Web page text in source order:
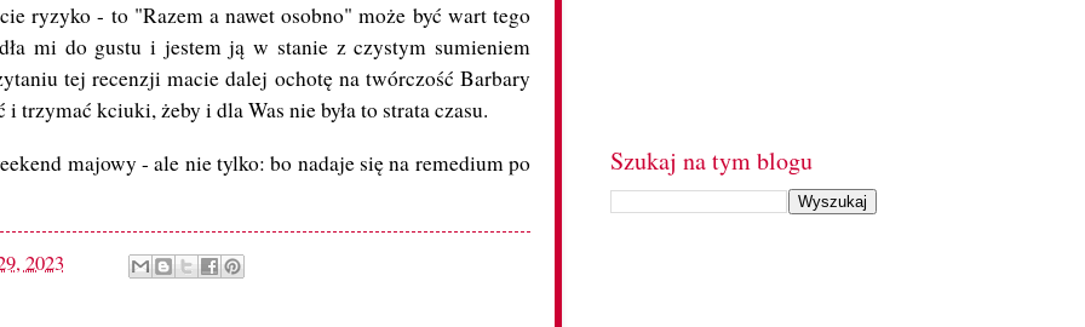
ryzyko - to "Razem a nawet osobno" może być wart tego
mi do gustu i jestem ją w stanie z czystym sumieniem
tej recenzji macie dalej ochotę na twórczość Barbary
kciuki, żeby i dla Was nie była to strata czasu.
majowy - ale nie tylko: bo nadaje się na remedium po
2023
Szukaj na tym blogu